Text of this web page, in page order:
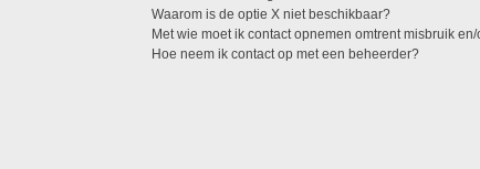
Waarom is de optie X niet beschikbaar?
Met wie moet ik contact opnemen omtrent misbruik
Hoe neem ik contact op met een beheerder?